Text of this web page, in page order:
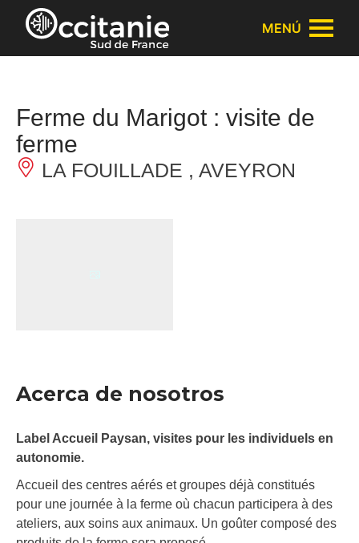
Panel de gestión de cookies
MENÚ
Ferme du Marigot : visite de
ferme
LA FOUILLADE , AVEYRON
Acerca de nosotros
Label Accueil Paysan, visites pour les individuels en
autonomie.
Accueil des centres aérés et groupes déjà constitués
pour une journée à la ferme où chacun participera à des
ateliers, aux soins aux animaux. Un goûter composé des